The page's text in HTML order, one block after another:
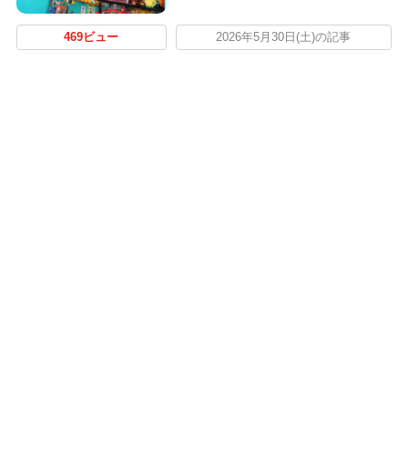
469ビュー 2026年5月30日(土)の記事